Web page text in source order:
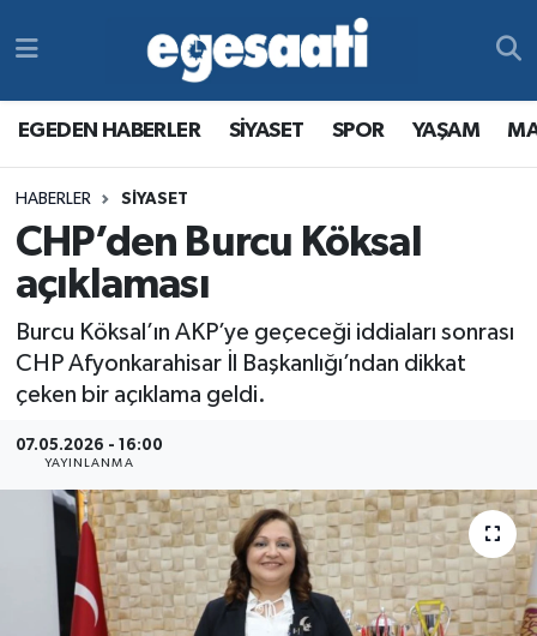
EGEDEN HABERLER SİYASET SPOR YAŞAM
HABERLER SİYASET
CHP’den Burcu Köksal
açıklaması
Burcu Köksal’ın AKP’ye geçeceği iddiaları sonrası
CHP Afyonkarahisar İl Başkanlığı’ndan dikkat
çeken bir açıklama geldi.
07.05.2026 - 16:00
YAYINLANMA
MAGAZİN
RESMİ REKLAMLAR
YAŞAM
MAGAZİN
RESMİ REKLAMLAR
Egemax TV
Tüm Manşetler
Son Dakika Haberleri
Haber Arşivi